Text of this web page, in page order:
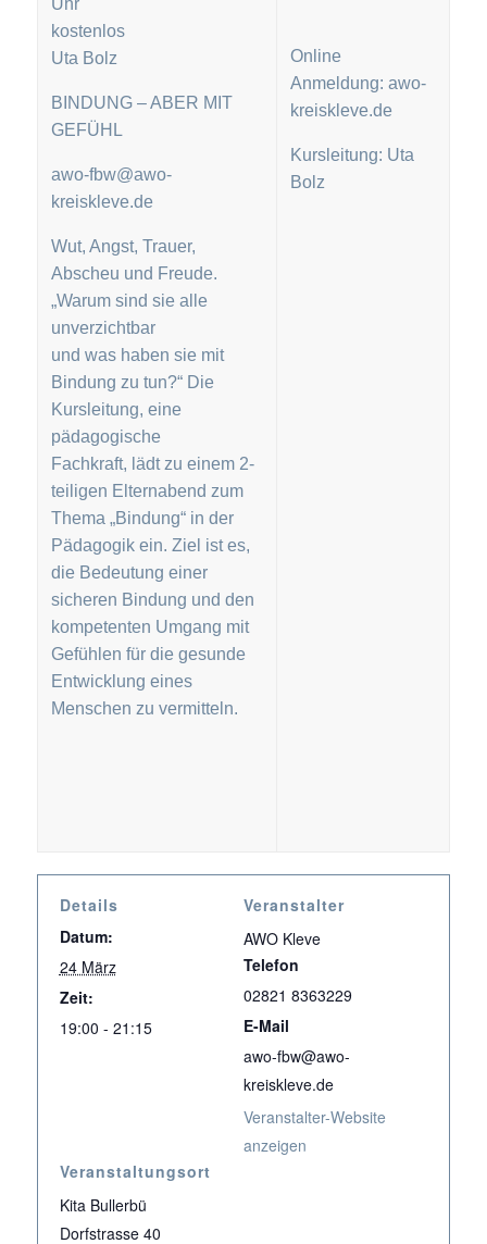
kostenlos
Uta Bolz
BINDUNG – ABER MIT
GEFÜHL
awo-fbw@awo-
kreiskleve.de
Wut, Angst, Trauer,
Abscheu und Freude.
„Warum sind sie alle
unverzichtbar
und was haben sie mit
Bindung zu tun?“ Die
Kursleitung, eine
pädagogische
Fachkraft, lädt zu einem 2-
teiligen Elternabend zum
Thema „Bindung“ in der
Pädagogik ein. Ziel ist es,
die Bedeutung einer
sicheren Bindung und den
kompetenten Umgang mit
Gefühlen für die gesunde
Entwicklung eines
Menschen zu vermitteln.
Online
Anmeldung: awo-
kreiskleve.de
Kursleitung: Uta
Bolz
Details
Datum:
24 März
Zeit:
19:00 - 21:15
Veranstaltungsort
Kita Bullerbü
Dorfstrasse 40
Veranstalter
AWO Kleve
Telefon
02821 8363229
E-Mail
awo-fbw@awo-
kreiskleve.de
Veranstalter-Website
anzeigen